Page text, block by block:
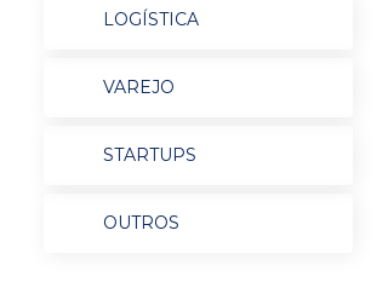
LOGÍSTICA
VAREJO
STARTUPS
OUTROS